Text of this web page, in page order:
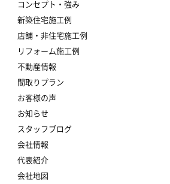
コンセプト・強み
新築住宅施工例
店舗・非住宅施工例
リフォーム施工例
不動産情報
間取りプラン
お客様の声
お知らせ
スタッフブログ
会社情報
代表紹介
会社地図